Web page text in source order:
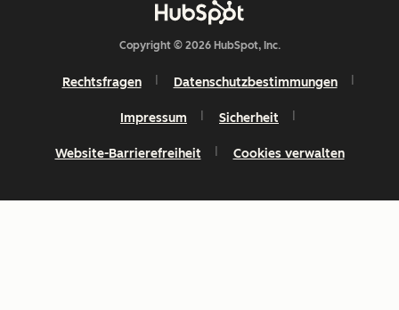
Copyright © 2026 HubSpot, Inc.
Rechtsfragen Datenschutzbestimmungen
Impressum Sicherheit
Website-Barrierefreiheit Cookies verwalten